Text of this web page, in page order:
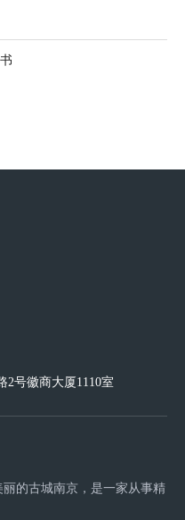
2号徽商大厦1110室
的古城南京，是一家从事精